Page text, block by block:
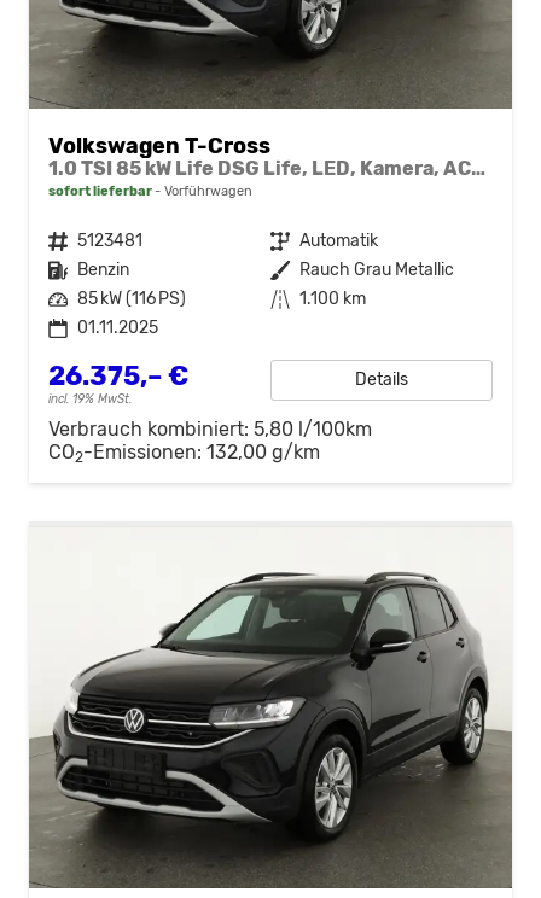
Volkswagen T-Cross
1.0 TSI 85 kW Life DSG Life, LED, Kamera, ACC, Side, Winter, 17-Zoll, 3-J. Garantie
sofort lieferbar Vorführwagen
Fahrzeugnr. 5123481 Getriebe Automatik
Kraftstoff Benzin Außenfarbe Rauch Grau Metallic
Leistung 85 kW (116 PS) Kilometerstand 1.100 km
01.11.2025
26.375,– €
incl. 19% MwSt.
Details
Verbrauch kombiniert: 5,80 l/100km
CO2-Emissionen: 132,00 g/km